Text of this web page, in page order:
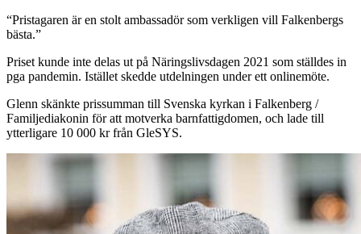
“Pristagaren är en stolt ambassadör som verkligen vill Falkenbergs
bästa.”
Priset kunde inte delas ut på Näringslivsdagen 2021 som ställdes in
pga pandemin. Istället skedde utdelningen under ett onlinemöte.
Glenn skänkte prissumman till Svenska kyrkan i Falkenberg /
Familjediakonin för att motverka barnfattigdomen, och lade till
ytterligare 10 000 kr från GleSYS.